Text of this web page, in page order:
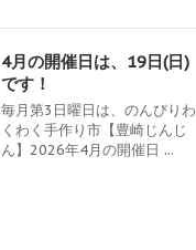
4月の開催日は、19日(日)
です！
毎月第3日曜日は、のんびりわ
くわく手作り市【豊崎じんじ
ん】2026年4月の開催日 ...